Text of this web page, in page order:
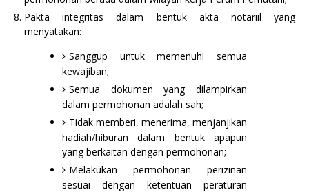
Pakta integritas dalam bentuk akta notariil yang
menyatakan:
Sanggup untuk memenuhi semua
kewajiban;
Semua dokumen yang dilampirkan
dalam permohonan adalah sah;
Tidak memberi, menerima, menjanjikan
hadiah/hiburan dalam bentuk apapun
yang berkaitan dengan permohonan;
Melakukan permohonan perizinan
sesuai dengan ketentuan peraturan